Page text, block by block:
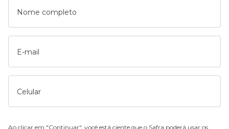
Nome completo
E-mail
Celular
Ao clicar em "Continuar", você está ciente que o Safra poderá usar os